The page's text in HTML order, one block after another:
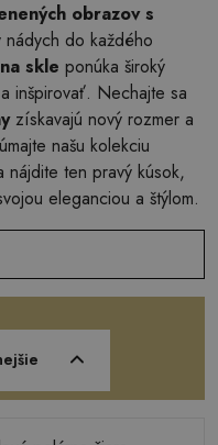
obrazov s
do každého
skle ponúka široký
inšpirovať. Nechajte sa
získavajú nový rozmer a
našu kolekciu
nájdite ten pravý kúsok,
eleganciou a štýlom.